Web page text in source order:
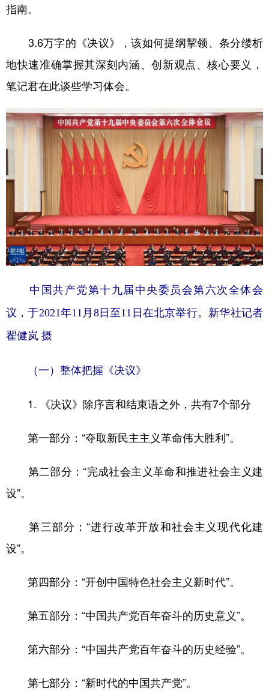
浙江 安徽
广东 广西 海南 重庆
贵州 云南
甘肃 青海
内蒙古 黑龙江
多语种频道
Deutsch
指南。
3.6万字的《决议》，该如何提纲挈领、条分缕析
地快速准确掌握其深刻内涵、创新观点、核心要义，
笔记君在此谈些学习体会。
中国共产党第十九届中央委员会第六次全体会
议，于2021年11月8日至11日在北京举行。新华社记者
翟健岚 摄
（一）整体把握《决议》
1. 《决议》除序言和结束语之外，共有7个部分
第一部分：“夺取新民主主义革命伟大胜利”。
第二部分：“完成社会主义革命和推进社会主义建
设”。
第三部分：“进行改革开放和社会主义现代化建
设”。
第四部分：“开创中国特色社会主义新时代”。
第五部分：“中国共产党百年奋斗的历史意义”。
第六部分：“中国共产党百年奋斗的历史经验”。
第七部分：“新时代的中国共产党”。